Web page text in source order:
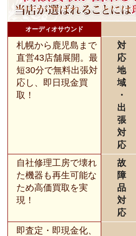
オーディオサウンド
札幌から鹿児島まで
直営43店舗展開。最
短30分で無料出張対
応し、即日現金買
取！
対
応
地
域
・
出
張
対
応
自社修理工房で壊れ
た機器も再生可能な
ため高価買取を実
現！
故
障
品
対
応
即査定・即現金化、